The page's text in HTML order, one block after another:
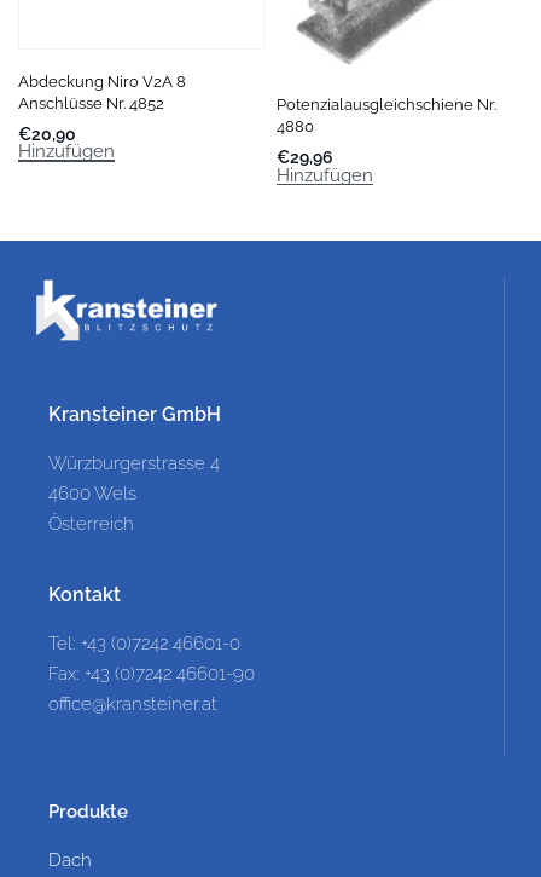
Abdeckung Niro V2A 8
Anschlüsse Nr. 4852
€20,90
Hinzufügen
Potenzialausgleichschiene Nr.
4880
€29,96
Hinzufügen
Kransteiner GmbH
Würzburgerstrasse 4
4600 Wels
Österreich
Kontakt
Tel: +43 (0)7242 46601-0
Fax: +43 (0)7242 46601-90
office@kransteiner.at
Produkte
Dach